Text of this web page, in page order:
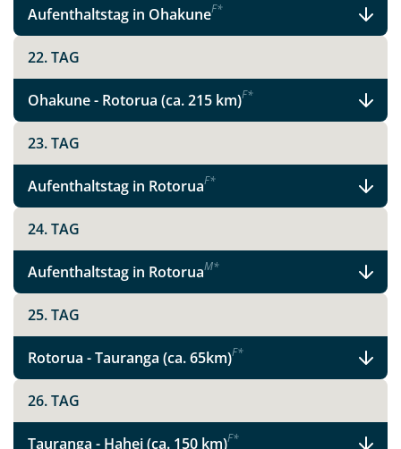
Aufenthaltstag in OhakuneF*
22. TAG
Ohakune - Rotorua (ca. 215 km)F*
23. TAG
Aufenthaltstag in RotoruaF*
24. TAG
Aufenthaltstag in RotoruaM*
25. TAG
Rotorua - Tauranga (ca. 65km)F*
26. TAG
Tauranga - Hahei (ca. 150 km)F*